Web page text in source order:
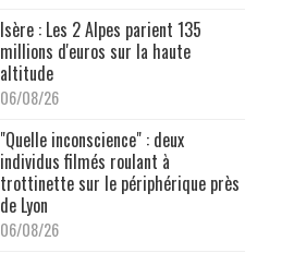
Isère : Les 2 Alpes parient 135
millions d'euros sur la haute
altitude
06/08/26
"Quelle inconscience" : deux
individus filmés roulant à
trottinette sur le périphérique près
de Lyon
06/08/26